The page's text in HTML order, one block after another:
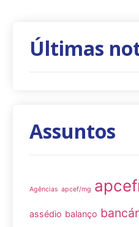
Últimas
Assuntos
Agências apcef/mg
assédio balanço